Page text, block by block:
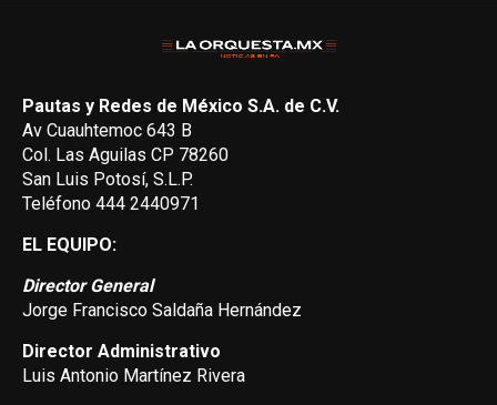
Pautas y Redes de México S.A. de C.V.
Av Cuauhtemoc 643 B
Col. Las Aguilas CP 78260
San Luis Potosí, S.L.P.
Teléfono 444 2440971
EL EQUIPO:
Director General
Jorge Francisco Saldaña Hernández
Director Administrativo
Luis Antonio Martínez Rivera